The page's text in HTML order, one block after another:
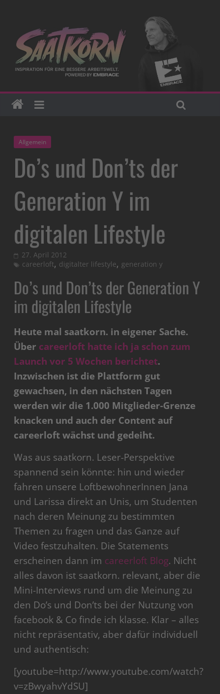
Allgemein
Do’s und Don’ts der
Generation Y im
digitalen Lifestyle
27. April 2012
careerloft, digitalter lifestyle, generation y
Do’s und Don’ts der Generation Y
im digitalen Lifestyle
Heute mal saatkorn. in eigener Sache.
Über careerloft hatte ich ja schon zum
Launch vor 5 Wochen berichtet.
Inzwischen ist die Plattform gut
gewachsen, in den nächsten Tagen
werden wir die 1.000 Mitglieder-Grenze
knacken und auch der Content auf
careerloft wächst und gedeiht.
Was aus saatkorn. Leser-Perspektive
spannend sein könnte: hin und wieder
fahren unsere LoftbewohnerInnen Jana
und Larissa direkt an Unis, um Studenten
nach deren Meinung zu bestimmten
Themen zu fragen und das Ganze auf
Video festzuhalten. Die Statements
erscheinen dann im careerloft Blog. Nicht
alles davon ist saatkorn. relevant, aber die
Mini-Interviews rund um die Meinung zu
den Do’s und Don’ts bei der Nutzung von
facebook & Co finde ich klasse. Klar – alles
nicht repräsentativ, aber dafür individuell
und authentisch:
[youtube=http://www.youtube.com/watch?
v=zBwyahvYdSU]